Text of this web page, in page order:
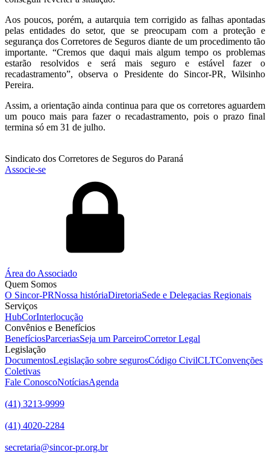
Aos poucos, porém, a autarquia tem corrigido as falhas apontadas
pelas entidades do setor, que se preocupam com a proteção e
segurança dos Corretores de Seguros diante de um procedimento tão
importante. “Cremos que daqui mais algum tempo os problemas
estarão resolvidos e será mais seguro e estável fazer o
recadastramento”, observa o Presidente do Sincor-PR, Wilsinho
Pereira.
Assim, a orientação ainda continua para que os corretores aguardem
um pouco mais para fazer o recadastramento, pois o prazo final
termina só em 31 de julho.
Sindicato dos Corretores de Seguros do Paraná
Associe-se
Área do Associado
Quem Somos
O Sincor-PRNossa históriaDiretoriaSede e Delegacias Regionais
Serviços
HubCorInterlocução
Convênios e Benefícios
BenefíciosParceriasSeja um ParceiroCorretor Legal
Legislação
DocumentosLegislação sobre segurosCódigo CivilCLTConvenções
Coletivas
Fale ConoscoNotíciasAgenda
(41) 3213-9999
(41) 4020-2284
secretaria@sincor-pr.org.br